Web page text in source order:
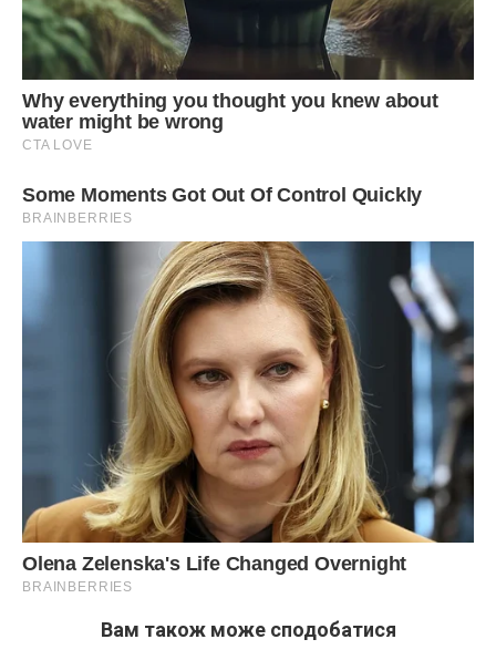
Вам також може сподобатися